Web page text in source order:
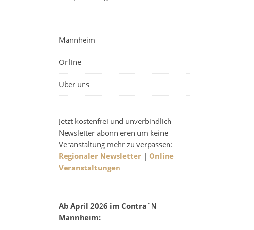
Mannheim
Online
Über uns
Jetzt kostenfrei und unverbindlich
Newsletter abonnieren um keine
Veranstaltung mehr zu verpassen:
Regionaler Newsletter | Online
Veranstaltungen
Ab April 2026 im Contra`N
Mannheim: